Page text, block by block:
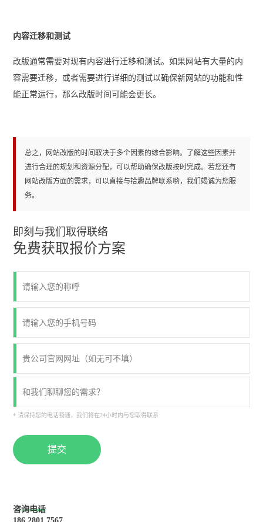
内容迁移和测试
改版通常需要对现有内容进行迁移和测试。如果网站有大量的内
容需要迁移，或者需要进行详细的测试以确保新网站的功能和性
能正常运行，那么改版时间可能会更长。
总之，网站改版的时间取决于多个因素的综合影响。了解这些因素并
进行合理的规划和资源分配，可以帮助确保改版按时完成。若您还有
网站改版方面的需求，可以直接与拾趣品牌联系哟，我们竭诚为您服
务。
即刻与我们取得联络
免费获取报价方案
* 请保持您的电话畅通，我们将在24小时内与您取得联系
提交
咨询电话